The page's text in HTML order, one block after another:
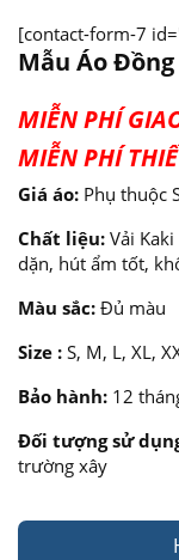
[contact-form-7
Mẫu Áo Đồng
MIỄN PHÍ
MIỄN PHÍ
Giá áo: Phụ thuộc
Chất liệu: Vải
dặn, hút ẩm tốt,
Màu sắc: Đủ màu
Size : S, M, L, XL,
Bảo hành: 12
Đối tượng sử
trường xây